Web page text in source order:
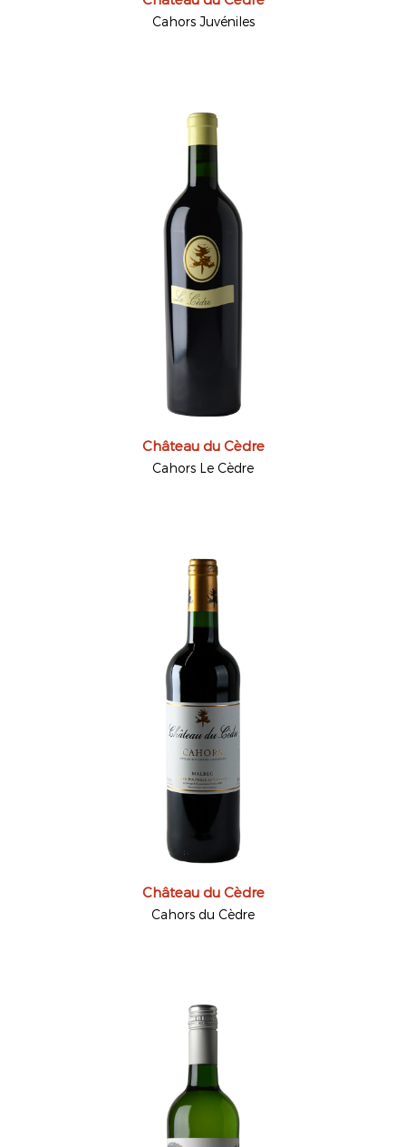
Cahors Juvéniles
Château du Cèdre
Cahors Le Cèdre
Château du Cèdre
Cahors du Cèdre